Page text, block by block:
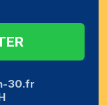
30.fr